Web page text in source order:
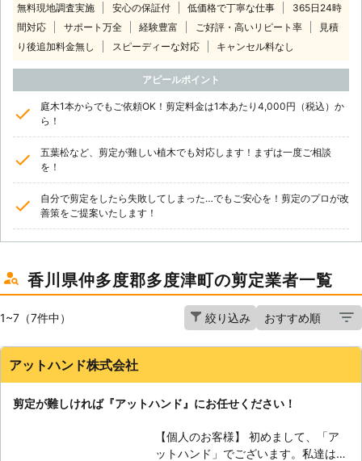
無料現地調査実施 安心の保証付 低価格で丁寧な仕事
365日24時
間対応
サポート万全 経験豊富 ご好評・高いリピート率
見積
り後追加料金無し
スピーディーな対応 キャンセル料なし
アピールポイント
庭木1本からでもご依頼OK！剪定料金は1本あたり4,000円（税込）か
ら！
五葉松など、剪定が難しい植木でも対応します！まずは一度ご相談
を！
自分で剪定をしたら失敗してしまった…でもご安心を！剪定のプロが改
善策をご提案いたします！
香川県仲多度郡多度津町の剪定業者一覧
1~7（7件中） 絞り込み
アットハンド株式会社
剪定が難しければ『アットハンド』にお任せください！
【個人のお客様】 初めまして、「ア
ットハンド」でございます。私達は個